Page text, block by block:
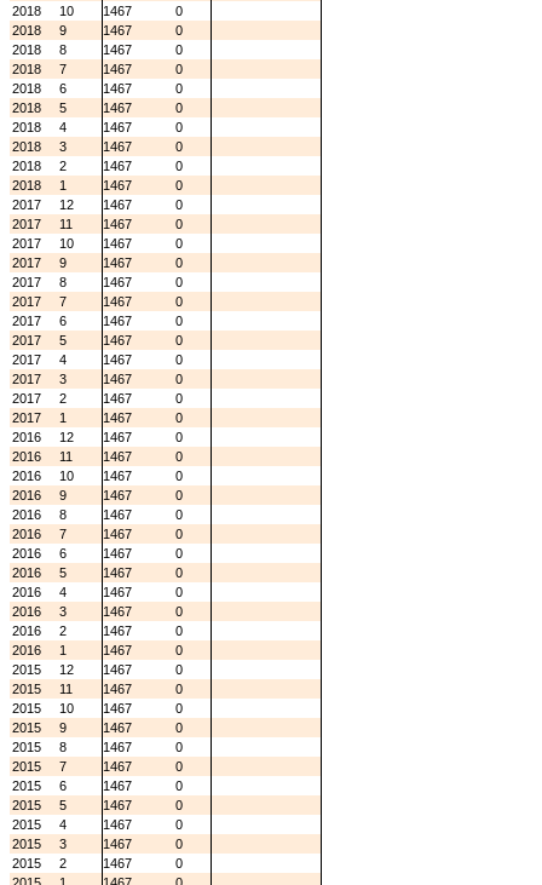
2018
10 1467
0
2018
9 1467
0
2018
8 1467
0
2018
7 1467
0
2018
6 1467
0
2018
5 1467
0
2018
4 1467
0
2018
3 1467
0
2018
2 1467
0
2018
1 1467
0
2017
12 1467
0
2017
11 1467
0
2017
10 1467
0
2017
9 1467
0
2017
8 1467
0
2017
7 1467
0
2017
6 1467
0
2017
5 1467
0
2017
4 1467
0
2017
3 1467
0
2017
2 1467
0
2017
1 1467
0
2016
12 1467
0
2016
11 1467
0
2016
10 1467
0
2016
9 1467
0
2016
8 1467
0
2016
7 1467
0
2016
6 1467
0
2016
5 1467
0
2016
4 1467
0
2016
3 1467
0
2016
2 1467
0
2016
1 1467
0
2015
12 1467
0
2015
11 1467
0
2015
10 1467
0
2015
9 1467
0
2015
8 1467
0
2015
7 1467
0
2015
6 1467
0
2015
5 1467
0
2015
4 1467
0
2015
3 1467
0
2015
2 1467
0